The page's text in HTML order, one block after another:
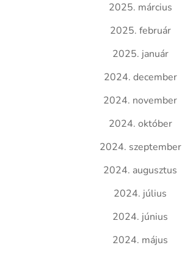
2025. március
2025. február
2025. január
2024. december
2024. november
2024. október
2024. szeptember
2024. augusztus
2024. július
2024. június
2024. május